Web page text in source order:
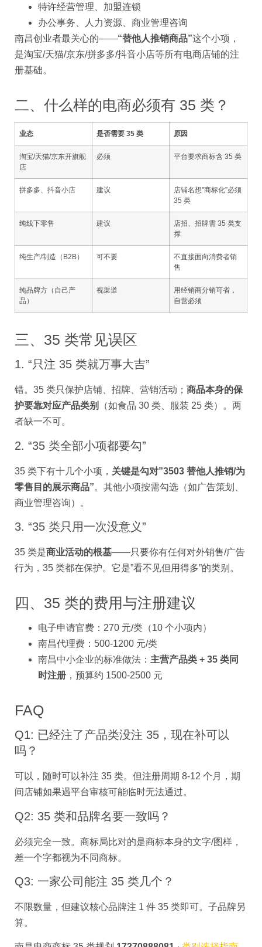
特许经营管理、加盟连锁
办公事务、人力资源、商业管理咨询
南昌创业者最关心的——“替他人推销商品”这个小项，
是淘宝/天猫/京东/拼多多/抖音小店等所有电商店铺的注
册基础。
二、什么样的电商必须有 35 类？
业态 是否需要 35 类 原因
淘宝/天猫/京东开旗舰
店
必须 平台要求商标含 35 类
拼多多、抖音小店 建议
店铺名想”商标化”必须
35 类
纯线下零售 建议
店招、招牌需 35 类支
撑
纯生产/制造（B2B） 可不要
不直接面向消费者销
售
纯品牌方（自己产
品）
视渠道
用经销商分销可省，
自营必须
三、35 类常见误区
1. “只注 35 类就万事大吉”
错。35 类只保护店铺、招牌、营销活动； 商品本身的保
护要靠对应产品类别
（如食品 30 类、服装 25 类）。两
者缺一不可。
2. “35 类全部小项都要勾”
35 类下有十几个小项， 关键是勾对”3503 替他人推销/为
零售目的展示商品”。其他小项按需勾选（如广告策划、
商业管理咨询）。
3. “35 类只用一次没意义”
35 类是商业活动的根基——只要你有任何对外销售/广告
行为，35 类都在保护。它是”看不见但用得多”的类别。
四、35 类的费用与注册建议
电子申请官费：270 元/类（10 个小项内）
南昌代理费：500-1200 元/类
南昌中小企业的标准做法： 主营产品类 + 35 类同
时注册 ，预算约 1500-2500 元
FAQ
Q1: 已经注了产品类没注 35，现在补可以
吗？
可以，随时可以补注 35 类。但注册周期 8-12 个月，期
间店铺如果遇平台审核可能临时无法通过。
Q2: 35 类和品牌名要一致吗？
必须完全一致。商标局比对的是商标本身的文字/图样，
差一个字都视为不同商标。
Q3: 一家公司能注 35 类几个？
不限数量，但建议核心品牌注 1 件 35 类即可。子品牌另
算。